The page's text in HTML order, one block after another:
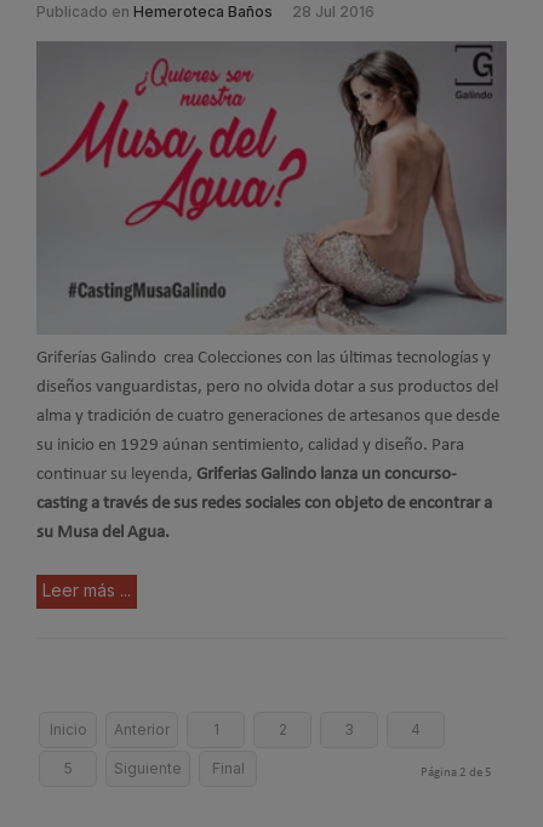
Publicado en Hemeroteca Baños 28 Jul 2016
Griferías Galindo crea Colecciones con las últimas tecnologías y
diseños vanguardistas, pero no olvida dotar a sus productos del
alma y tradición de cuatro generaciones de artesanos que desde
su inicio en 1929 aúnan sentimiento, calidad y diseño. Para
continuar su leyenda, Griferias Galindo lanza un concurso-
casting a través de sus redes sociales con objeto de encontrar a
su Musa del Agua.
Leer más ...
Inicio Anterior 1 2 3 4
5 Siguiente Final Página 2 de 5